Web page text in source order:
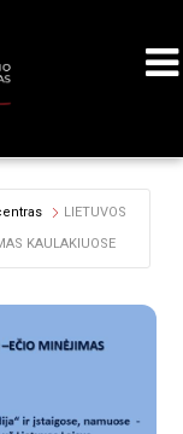
LIETUVOS
KAULAKIUOSE